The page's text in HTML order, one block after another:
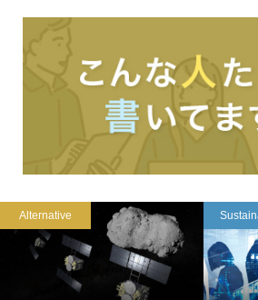
Alternative